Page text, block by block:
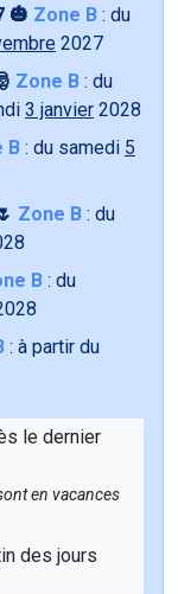
🎃 Zone B : du
2027
Zone B : du
3 janvier 2028
B : du samedi 5
Zone B : du
B : du
: à partir du
le dernier
en vacances
des jours